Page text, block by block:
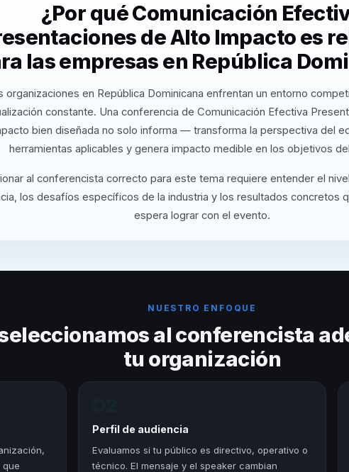
¿Por qué Comunicación
de Alto Impacto es
las empresas en República
organizaciones en República Dominicana enfrentan un entorno
constante. Una conferencia de Comunicación Efectiva
bien diseñada no solo informa — transforma la perspectiva del
herramientas aplicables y genera impacto medible en los objetivos
al conferencista correcto para este tema requiere entender el
los desafíos específicos de la industria y los resultados concretos
espera lograr con el evento.
NUESTRO ENFOQUE
al conferencista
tu organización
que
Perfil de audiencia
Evaluamos si tu público es directivo, operativo o
técnico. El mensaje y el speaker cambian